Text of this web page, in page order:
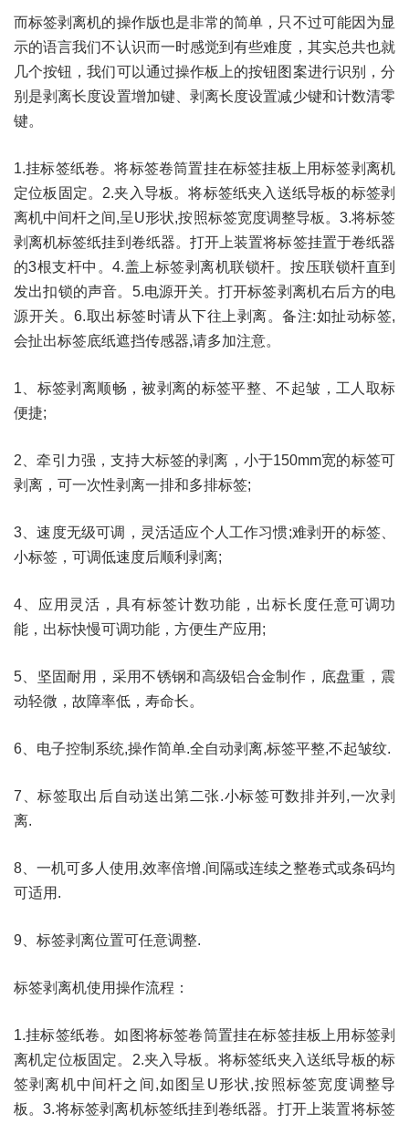
而标签剥离机的操作版也是非常的简单，只不过可能因为显
示的语言我们不认识而一时感觉到有些难度，其实总共也就
几个按钮，我们可以通过操作板上的按钮图案进行识别，分
别是剥离长度设置增加键、剥离长度设置减少键和计数清零
键。
1.挂标签纸卷。将标签卷筒置挂在标签挂板上用标签剥离机
定位板固定。2.夹入导板。将标签纸夹入送纸导板的标签剥
离机中间杆之间,呈U形状,按照标签宽度调整导板。3.将标签
剥离机标签纸挂到卷纸器。打开上装置将标签挂置于卷纸器
的3根支杆中。4.盖上标签剥离机联锁杆。按压联锁杆直到
发出扣锁的声音。5.电源开关。打开标签剥离机右后方的电
源开关。6.取出标签时请从下往上剥离。备注:如扯动标签,
会扯出标签底纸遮挡传感器,请多加注意。
1、标签剥离顺畅，被剥离的标签平整、不起皱，工人取标
便捷;
2、牵引力强，支持大标签的剥离，小于150mm宽的标签可
剥离，可一次性剥离一排和多排标签;
3、速度无级可调，灵活适应个人工作习惯;难剥开的标签、
小标签，可调低速度后顺利剥离;
4、应用灵活，具有标签计数功能，出标长度任意可调功
能，出标快慢可调功能，方便生产应用;
5、坚固耐用，采用不锈钢和高级铝合金制作，底盘重，震
动轻微，故障率低，寿命长。
6、电子控制系统,操作简单.全自动剥离,标签平整,不起皱纹.
7、标签取出后自动送出第二张.小标签可数排并列,一次剥
离.
8、一机可多人使用,效率倍增.间隔或连续之整卷式或条码均
可适用.
9、标签剥离位置可任意调整.
标签剥离机使用操作流程：
1.挂标签纸卷。如图将标签卷筒置挂在标签挂板上用标签剥
离机定位板固定。2.夹入导板。将标签纸夹入送纸导板的标
签剥离机中间杆之间,如图呈U形状,按照标签宽度调整导
板。3.将标签剥离机标签纸挂到卷纸器。打开上装置将标签